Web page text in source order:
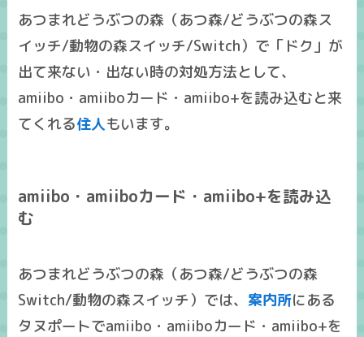
あつまれどうぶつの森（あつ森/どうぶつの森ス
イッチ/動物の森スイッチ/Switch）で「ドク」が
出て来ない・出ない時の対処方法として、
amiibo・amiiboカード・amiibo+を読み込むと来
てくれる住人もいます。
amiibo・amiiboカード・amiibo+を読み込
む
あつまれどうぶつの森（あつ森/どうぶつの森
Switch/動物の森スイッチ）では、 案内所にある
タヌポートでamiibo・amiiboカード・amiibo+を